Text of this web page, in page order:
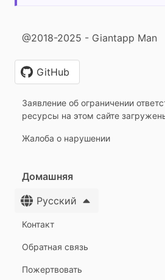
@2018-2025 - Giantapp Man
GitHub
Заявление об ограничении
ресурсы на этом сайте
Жалоба о нарушении
Домашняя
Русский
Контакт
Обратная связь
Пожертвовать